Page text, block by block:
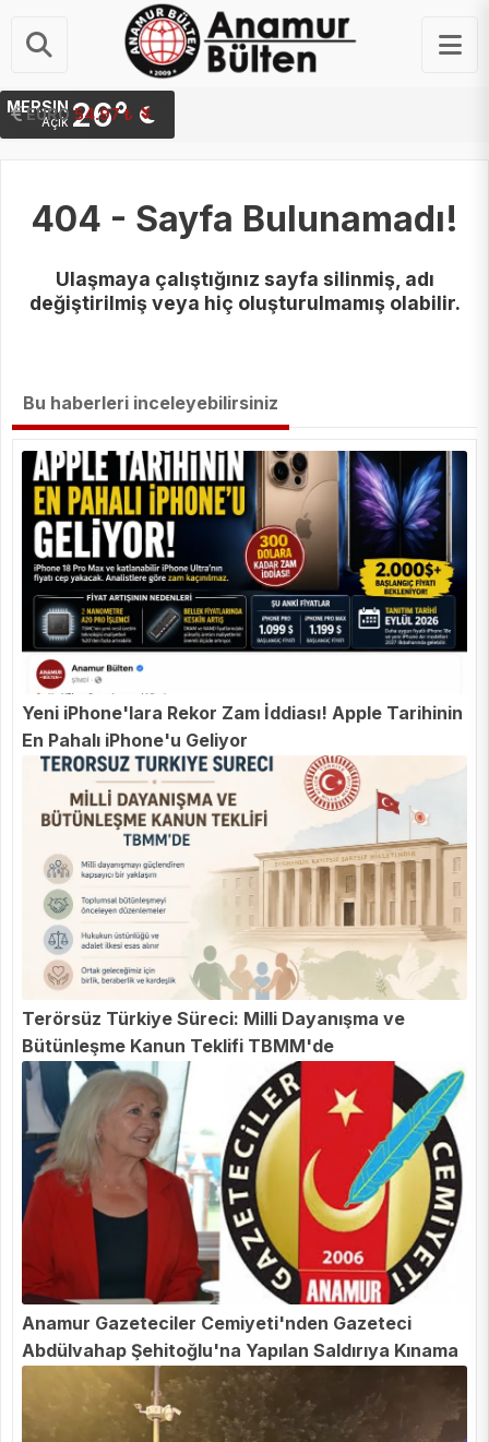
EURO 54.97 ₺
STERLIN 64.20 ₺
MERSIN
Açık 26°
404 - Sayfa Bulunamadı!
Ulaşmaya çalıştığınız sayfa silinmiş, adı
değiştirilmiş veya hiç oluşturulmamış olabilir.
Bu haberleri inceleyebilirsiniz
Yeni iPhone'lara Rekor Zam İddiası! Apple Tarihinin
En Pahalı iPhone'u Geliyor
Terörsüz Türkiye Süreci: Milli Dayanışma ve
Bütünleşme Kanun Teklifi TBMM'de
Anamur Gazeteciler Cemiyeti'nden Gazeteci
Abdülvahap Şehitoğlu'na Yapılan Saldırıya Kınama